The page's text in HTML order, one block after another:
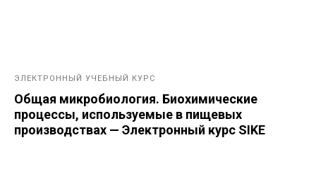
ЭЛЕКТРОННЫЙ УЧЕБНЫЙ КУРС
Общая микробиология. Биохимические
процессы, используемые в пищевых
производствах — Электронный курс SIKE